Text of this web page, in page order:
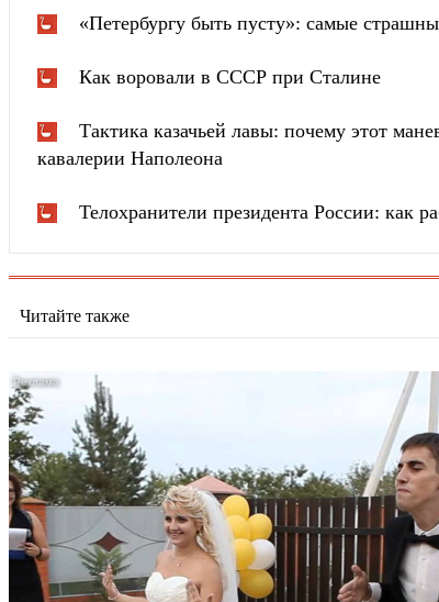
«Петербургу быть пусту»: самые
Как воровали в СССР при Сталине
Тактика казачьей лавы: почему этот
кавалерии Наполеона
Телохранители президента России: как
Читайте также